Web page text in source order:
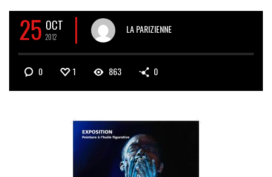
25 OCT
2012
LA PARIZIENNE
0 1 863 0